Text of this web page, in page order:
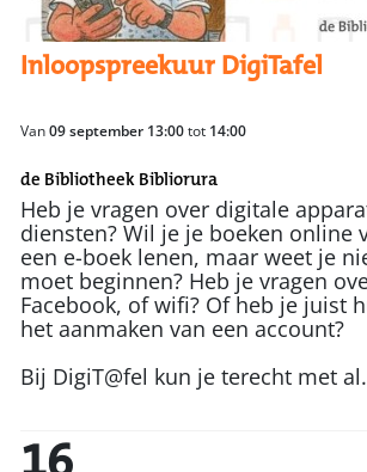
Inloopspreekuur DigiTafel
Van09 september 13:00tot 14:00
de Bibliotheek Bibliorura
Heb je vragen over digitale
diensten? Wil je je boeken online
een e-boek lenen, maar weet je
moet beginnen? Heb je vragen
Facebook, of wifi? Of heb je juist
het aanmaken van een account?
Bij DigiT@fel kun je terecht met